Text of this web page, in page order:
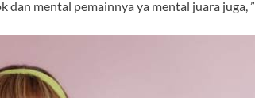
dan mental pemainnya ya mental juara juga, ”